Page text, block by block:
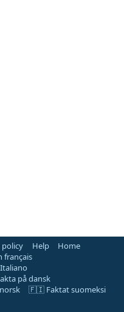
policy Help
Home
på dansk
🇫🇮 Faktat suomeksi